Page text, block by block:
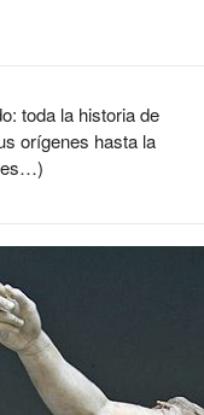
toda la historia de
orígenes hasta la